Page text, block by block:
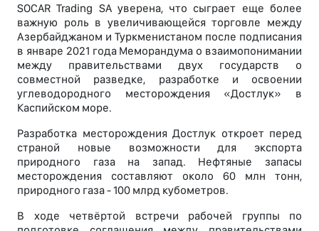
SOCAR Trading SA уверена, что сыграет еще более
важную роль в увеличивающейся торговле между
Азербайджаном и Туркменистаном после подписания
в январе 2021 года Меморандума о взаимопонимании
между правительствами двух государств о
совместной разведке, разработке и освоении
углеводородного месторождения «Достлук» в
Каспийском море.
Разработка месторождения Достлук откроет перед
страной новые возможности для экспорта
природного газа на запад. Нефтяные запасы
месторождения составляют около 60 млн тонн,
природного газа - 100 млрд кубометров.
В ходе четвёртой встречи рабочей группы по